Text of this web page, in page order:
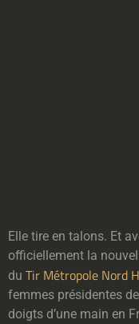
Elle tire en talons. Et
officiellement la
du Tir Métropole Nord
femmes présidentes
doigts d’une main en